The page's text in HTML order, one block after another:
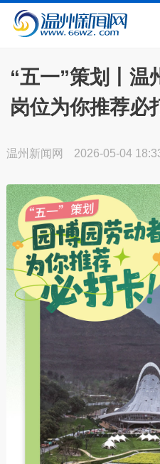
“五一”策划丨温
岗位为你推荐必
温州新闻网 2026-05-04